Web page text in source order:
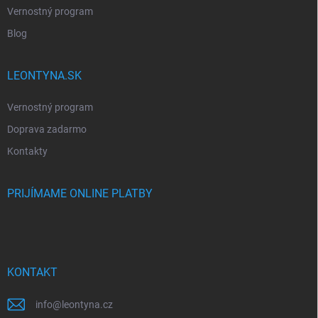
Vernostný program
Blog
LEONTYNA.SK
Vernostný program
Doprava zadarmo
Kontakty
PRIJÍMAME ONLINE PLATBY
KONTAKT
info@ leontyna.cz